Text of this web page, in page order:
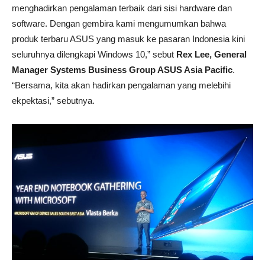
menghadirkan pengalaman terbaik dari sisi hardware dan
software. Dengan gembira kami mengumumkan bahwa
produk terbaru ASUS yang masuk ke pasaran Indonesia kini
seluruhnya dilengkapi Windows 10,” sebut Rex Lee, General
Manager Systems Business Group ASUS Asia Pacific.
“Bersama, kita akan hadirkan pengalaman yang melebihi
ekpektasi,” sebutnya.